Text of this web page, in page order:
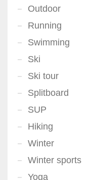
Outdoor
Running
Swimming
Ski
Ski tour
Splitboard
SUP
Hiking
Winter
Winter sports
Yoga